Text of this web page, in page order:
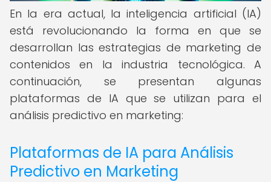
En la era actual, la inteligencia artificial (IA)
está revolucionando la forma en que se
desarrollan las estrategias de marketing de
contenidos en la industria tecnológica. A
continuación, se presentan algunas
plataformas de IA que se utilizan para el
análisis predictivo en marketing:
Plataformas de IA para Análisis
Predictivo en Marketing